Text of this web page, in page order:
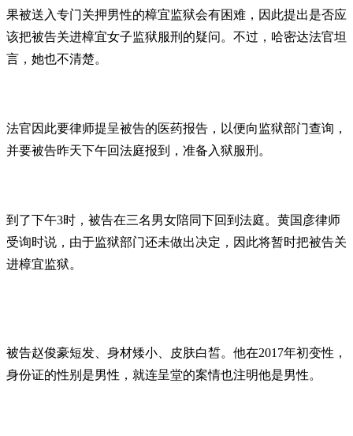
果被送入专门关押男性的樟宜监狱会有困难，因此提出是否应
该把被告关进樟宜女子监狱服刑的疑问。不过，哈密达法官坦
言，她也不清楚。
法官因此要律师提呈被告的医药报告，以便向监狱部门查询，
并要被告昨天下午回法庭报到，准备入狱服刑。
到了下午3时，被告在三名男女陪同下回到法庭。黄国彦律师
受询时说，由于监狱部门还未做出决定，因此将暂时把被告关
进樟宜监狱。
被告赵俊豪短发、身材矮小、皮肤白皙。他在2017年初变性，
身份证的性别是男性，就连呈堂的案情也注明他是男性。